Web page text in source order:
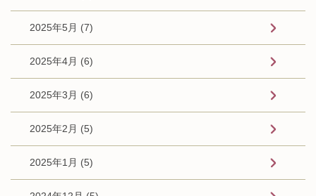
2025年5月 (7)
2025年4月 (6)
2025年3月 (6)
2025年2月 (5)
2025年1月 (5)